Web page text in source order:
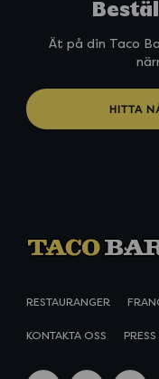
Ät på din Taco
HITTA
RESTAURANGER
KONTAKTA OSS PRESS